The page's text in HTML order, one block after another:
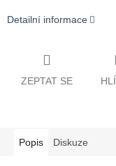
Detailní informace
ZEPTAT SE
Popis Diskuze